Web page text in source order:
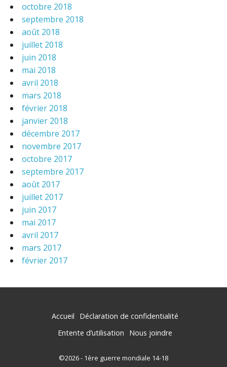
octobre 2018
septembre 2018
août 2018
juillet 2018
juin 2018
mai 2018
avril 2018
mars 2018
février 2018
janvier 2018
décembre 2017
novembre 2017
octobre 2017
septembre 2017
août 2017
juillet 2017
juin 2017
mai 2017
avril 2017
mars 2017
février 2017
Accueil
Déclaration de confidentialité
Entente d’utilisation
Nous joindre
©2026 - 1ère guerre mondiale 14-18